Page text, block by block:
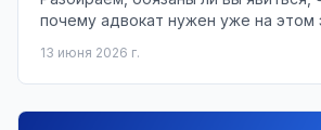
почему адвокат нужен уже на этом
13 июня 2026 г.